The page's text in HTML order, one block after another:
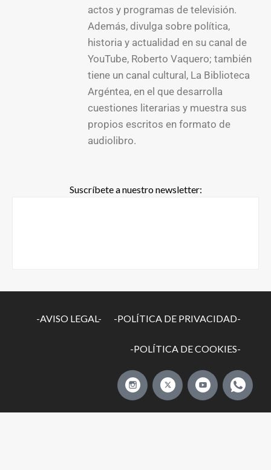
actos y programas de televisión.
Además, divulga sobre política,
historia y actualidad en su canal de
YouTube, Roberto Vaquero; también
tiene un canal cultural, La Biblioteca
Argéntea, en el que desarrolla
cuestiones literarias y muestra sus
propios escritos en formato de
audiolibro.
Suscríbete a nuestro newsletter:
-AVISO LEGAL- -POLÍTICA DE PRIVACIDAD-
-POLÍTICA DE COOKIES-